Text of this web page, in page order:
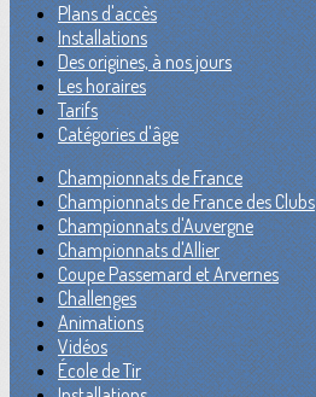
Plans d'accès
Installations
Des origines, à nos jours
Les horaires
Tarifs
Catégories d'âge
Championnats de France
Championnats de France des Clubs
Championnats d'Auvergne
Championnats d'Allier
Coupe Passemard et Arvernes
Challenges
Animations
Vidéos
École de Tir